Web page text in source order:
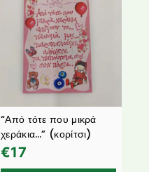
“Από τότε που μικρά
χεράκια…” (κορίτσι)
€17